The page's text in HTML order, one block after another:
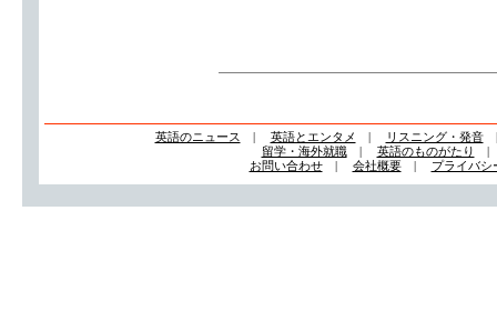
英語のニュース | 英語とエンタメ | リスニング・発音
留学・海外就職| 英語のものがたり
お問い合わせ| 会社概要| プライバシ